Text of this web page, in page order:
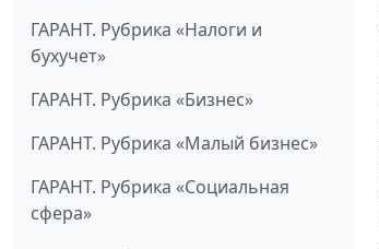
ГАРАНТ. Рубрика «Налоги и
бухучет»
ГАРАНТ. Рубрика «Бизнес»
ГАРАНТ. Рубрика «Малый бизнес»
ГАРАНТ. Рубрика «Социальная
сфера»